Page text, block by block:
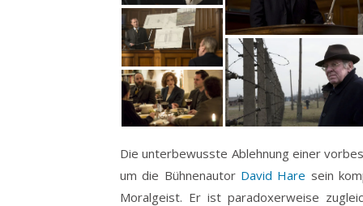
Die unterbewusste Ablehnung einer
um die Bühnenautor David Hare sein
Moralgeist. Er ist paradoxerweise